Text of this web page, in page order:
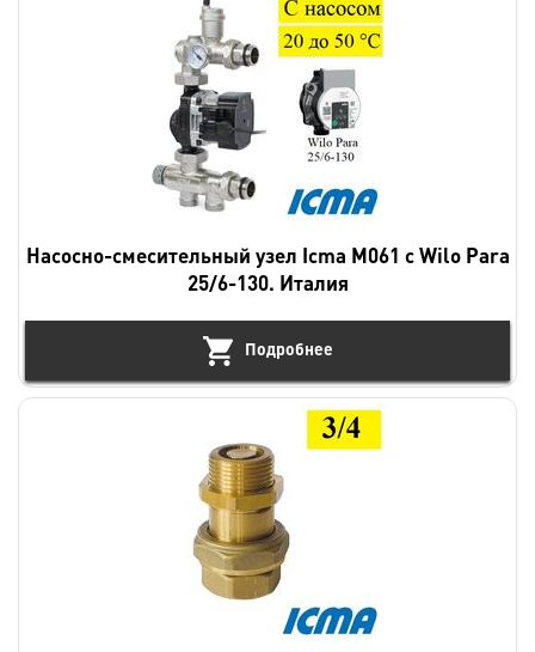
Насосно-смесительный узел Icma M061 с Wilo Para
25/6-130. Италия
Подробнее